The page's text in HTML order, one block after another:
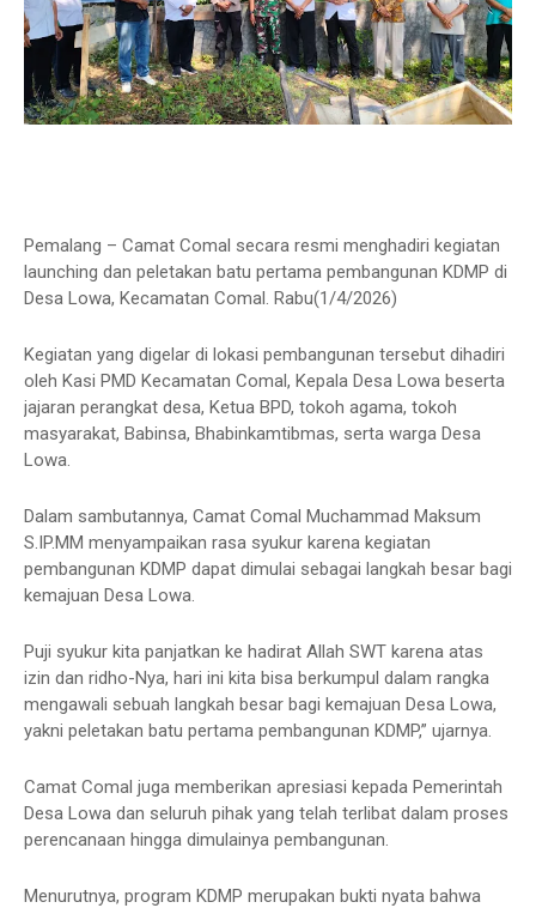
Pemalang – Camat Comal secara resmi menghadiri kegiatan
launching dan peletakan batu pertama pembangunan KDMP di
Desa Lowa, Kecamatan Comal. Rabu(1/4/2026)
Kegiatan yang digelar di lokasi pembangunan tersebut dihadiri
oleh Kasi PMD Kecamatan Comal, Kepala Desa Lowa beserta
jajaran perangkat desa, Ketua BPD, tokoh agama, tokoh
masyarakat, Babinsa, Bhabinkamtibmas, serta warga Desa
Lowa.
Dalam sambutannya, Camat Comal Muchammad Maksum
S.IP.MM menyampaikan rasa syukur karena kegiatan
pembangunan KDMP dapat dimulai sebagai langkah besar bagi
kemajuan Desa Lowa.
Puji syukur kita panjatkan ke hadirat Allah SWT karena atas
izin dan ridho-Nya, hari ini kita bisa berkumpul dalam rangka
mengawali sebuah langkah besar bagi kemajuan Desa Lowa,
yakni peletakan batu pertama pembangunan KDMP,” ujarnya.
Camat Comal juga memberikan apresiasi kepada Pemerintah
Desa Lowa dan seluruh pihak yang telah terlibat dalam proses
perencanaan hingga dimulainya pembangunan.
Menurutnya, program KDMP merupakan bukti nyata bahwa